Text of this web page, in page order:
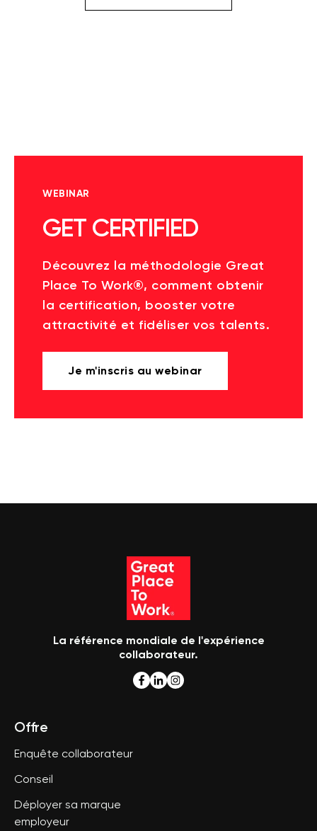
WEBINAR
GET CERTIFIED
Découvrez la méthodologie Great
Place To Work®, comment obtenir
la certification, booster votre
attractivité et fidéliser vos talents.
Je m'inscris au webinar
La référence mondiale de l'expérience
collaborateur.
Offre
Enquête collaborateur
Conseil
Déployer sa marque
employeur